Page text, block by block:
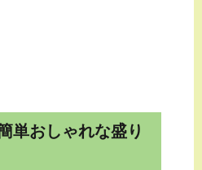
単おしゃれな盛り